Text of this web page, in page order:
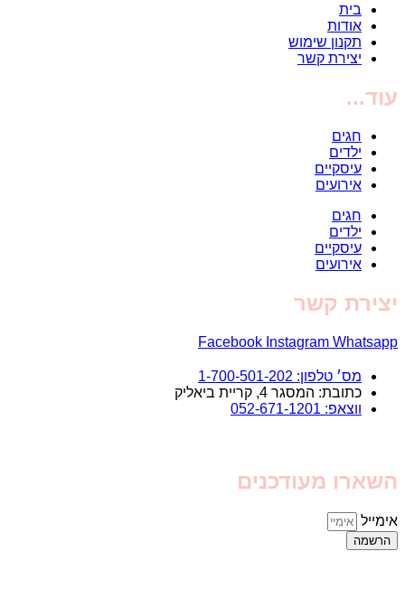
בית
אודות
תקנון שימוש
יצירת קשר
עוד...
חגים
ילדים
עיסקיים
אירועים
חגים
ילדים
עיסקיים
אירועים
יצירת קשר
Facebook Instagram Whatsapp
מס׳ טלפון: 1-700-501-202
כתובת: המסגר 4, קריית ביאליק
ווצאפ: 052-671-1201
השארו מעודכנים
אימייל
הרשמה